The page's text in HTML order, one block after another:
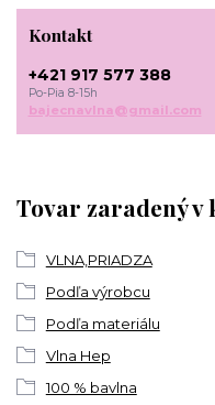
Tovar zaradený v
VLNA,PRIADZA
Podľa výrobcu
Podľa materiálu
Vlna Hep
100 % bavlna
Kontakt
+421 917 577 388
Po-Pia 8-15h
bajecnavlna@gmail.com